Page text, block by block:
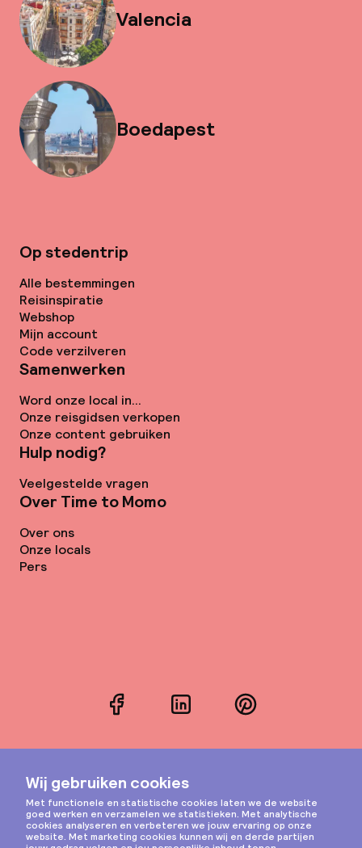
Valencia
Boedapest
Op stedentrip
Alle bestemmingen
Reisinspiratie
Webshop
Mijn account
Code verzilveren
Samenwerken
Word onze local in...
Onze reisgidsen verkopen
Onze content gebruiken
Hulp nodig?
Veelgestelde vragen
Over Time to Momo
Over ons
Onze locals
Pers
FacebookLinkedInPinterest
Instagram